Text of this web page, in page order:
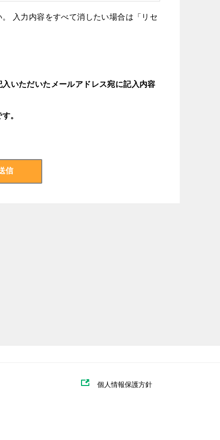
入力内容をすべて消したい場合は「リセ
いただいたメールアドレス宛に記入内容
。
個人情報保護方針